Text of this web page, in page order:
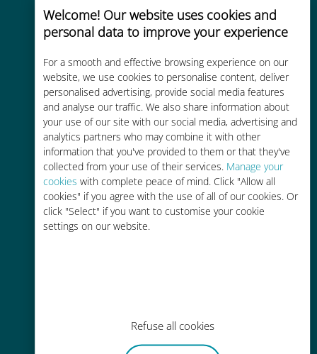
Welcome! Our website uses cookies and
personal data to improve your experience
For a smooth and effective browsing experience on our
website, we use cookies to personalise content, deliver
personalised advertising, provide social media features
and analyse our traffic. We also share information about
your use of our site with our social media, advertising and
analytics partners who may combine it with other
information that you've provided to them or that they've
collected from your use of their services. Manage your
cookies with complete peace of mind. Click "Allow all
cookies" if you agree with the use of all of our cookies. Or
click "Select" if you want to customise your cookie
settings on our website.
Refuse all cookies
Uygun maliyetli
Mevcut operatörünüzle dolaşım
ücretlerinden %90'a kadar daha
ucuz
Kolay doldurma